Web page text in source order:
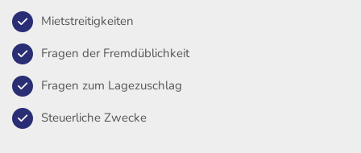
Mietstreitigkeiten
Fragen der Fremdüblichkeit
Fragen zum Lagezuschlag
Steuerliche Zwecke